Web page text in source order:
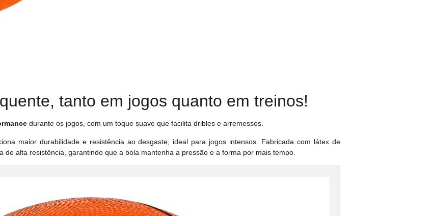
tanto em jogos quanto em treinos!
durante os jogos, com um toque suave que facilita dribles e arremessos.
maior durabilidade e resistência ao desgaste, ideal para jogos intensos. Fabricada com látex de
de alta resistência, garantindo que a bola mantenha a pressão e a forma por mais tempo.